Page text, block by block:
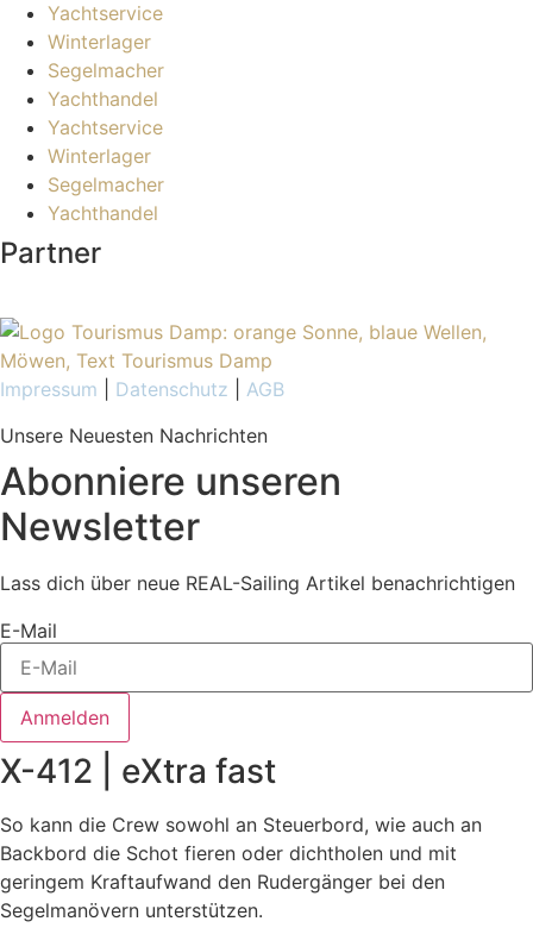
Yachtservice
Winterlager
Segelmacher
Yachthandel
Yachtservice
Winterlager
Segelmacher
Yachthandel
Partner
Impressum Datenschutz
AGB
Unsere Neuesten Nachrichten
Abonniere unseren
Newsletter
Lass dich über neue REAL-Sailing Artikel benachrichtigen
E-Mail
Anmelden
X-412 | eXtra fast
So kann die Crew sowohl an Steuerbord, wie auch an
Backbord die Schot fieren oder dichtholen und mit
geringem Kraftaufwand den Rudergänger bei den
Segelmanövern unterstützen.